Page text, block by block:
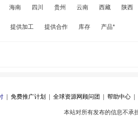
海南 四川 贵州 云南 西藏 陕西
提供加工 提供合作 库存 产品*
| 免费推广计划 全球资源网顾问团 帮助中心|
本站对所有发布的信息不承